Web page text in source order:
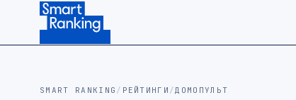
Подписаться на наш канал в Telegram (откроется в
SMART RANKING / РЕЙТИНГИ /ДОМОПУЛЬТ